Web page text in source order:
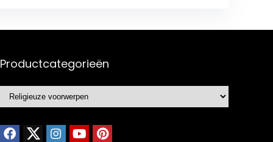
Productcategorieën